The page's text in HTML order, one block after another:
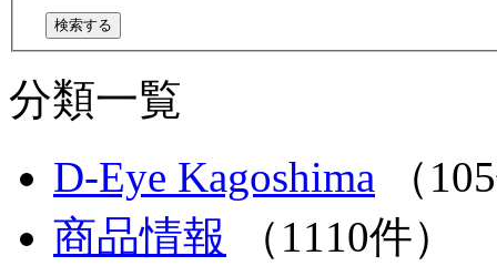
分類一覧
D-Eye Kagoshima （
商品情報 （1110件）